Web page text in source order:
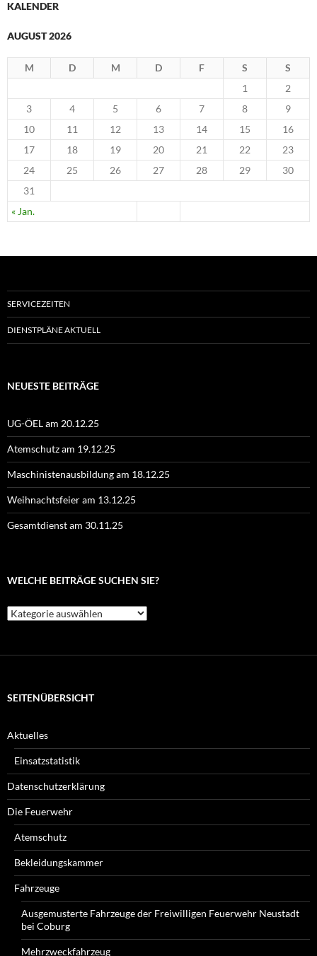
KALENDER
AUGUST 2026
M D M D F S S
« Jan.
1
2
3
4 5 6 7 8
9
10
11 12 13 14 15
16
17
18 19 20 21 22
23
24
25 26 27 28 29
30
31
SERVICEZEITEN
DIENSTPLÄNE AKTUELL
NEUESTE BEITRÄGE
UG-ÖEL am 20.12.25
Atemschutz am 19.12.25
Maschinistenausbildung am 18.12.25
Weihnachtsfeier am 13.12.25
Gesamtdienst am 30.11.25
WELCHE BEITRÄGE SUCHEN SIE?
Welche
Beiträge
SEITENÜBERSICHT
Aktuelles
Einsatzstatistik
Datenschutzerklärung
Die Feuerwehr
Atemschutz
Bekleidungskammer
Fahrzeuge
Ausgemusterte Fahrzeuge der Freiwilligen Feuerwehr Neustadt
bei Coburg
Mehrzweckfahrzeug